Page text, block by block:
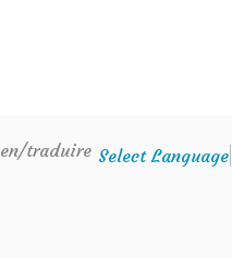
traduire Select Language